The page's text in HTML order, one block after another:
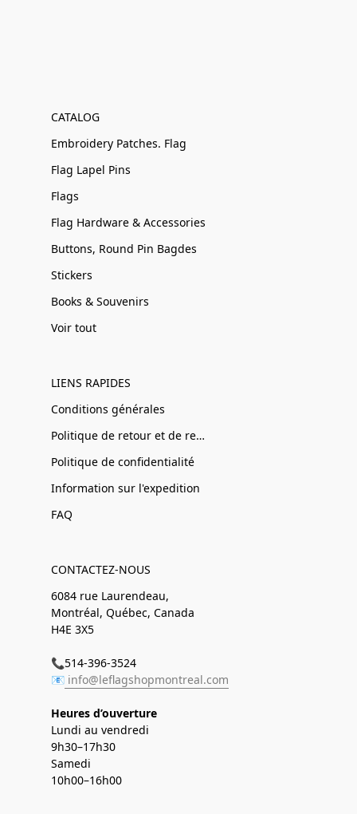
CATALOG
Embroidery Patches. Flag
Flag Lapel Pins
Flags
Flag Hardware & Accessories
Buttons, Round Pin Bagdes
Stickers
Books & Souvenirs
Voir tout
LIENS RAPIDES
Conditions générales
Politique de retour et de remboursement
Politique de confidentialité
Information sur l'expedition
FAQ
CONTACTEZ-NOUS
6084 rue Laurendeau,
Montréal, Québec, Canada
H4E 3X5
📞514-396-3524
📧 info@leflagshopmontreal.com
Heures d’ouverture
Lundi au vendredi
9h30–17h30
Samedi
10h00–16h00